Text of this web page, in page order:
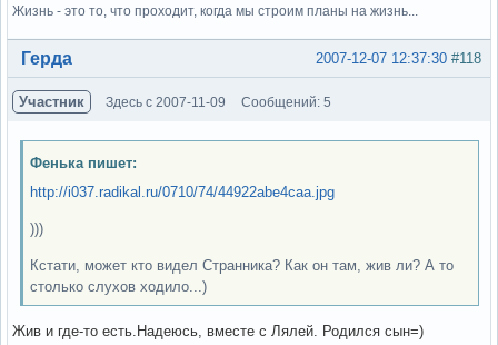
Жизнь - это то, что проходит, когда мы строим планы на жизнь...
Вне форума #118
2007-12-07 12:37:30
Герда
Участник Здесь с 2007-11-09 Сообщений: 5
Фенька пишет:
http://i037.radikal.ru/0710/74/44922abe4caa.jpg
)))
Кстати, может кто видел Странника? Как он там, жив ли? А то
столько слухов ходило...)
Жив и где-то есть.Надеюсь, вместе с Лялей. Родился сын=)